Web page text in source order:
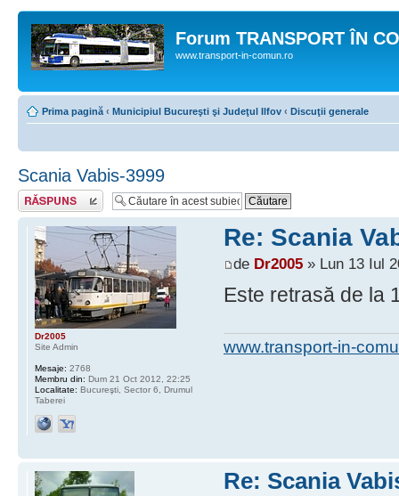
Forum TRANSPORT ÎN
www.transport-in-comun.ro
Prima pagină ‹ Municipiul Bucureşti şi Judeţul Ilfov ‹ Discuţii generale
Scania Vabis-3999
Răspunde
Re: Scania
de Dr2005» Lun 13 Iul
Este retrasă de la
www.transport-in-
Dr2005
Site Admin
Mesaje: 2768
Membru din: Dum 21 Oct 2012, 22:25
Localitate: Bucureşti, Sector 6, Drumul
Taberei
Re: Scania